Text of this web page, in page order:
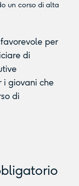
un corso di alta
per
di
i giovani che
di